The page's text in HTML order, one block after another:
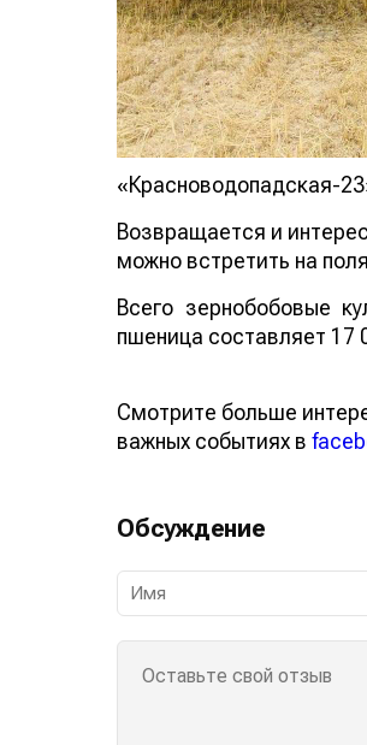
«Красноводопадская-
Возвращается и
можно встретить на
Всего зернобобовые
пшеница составляет 17
Смотрите больше
важных событиях в
Обсуждение